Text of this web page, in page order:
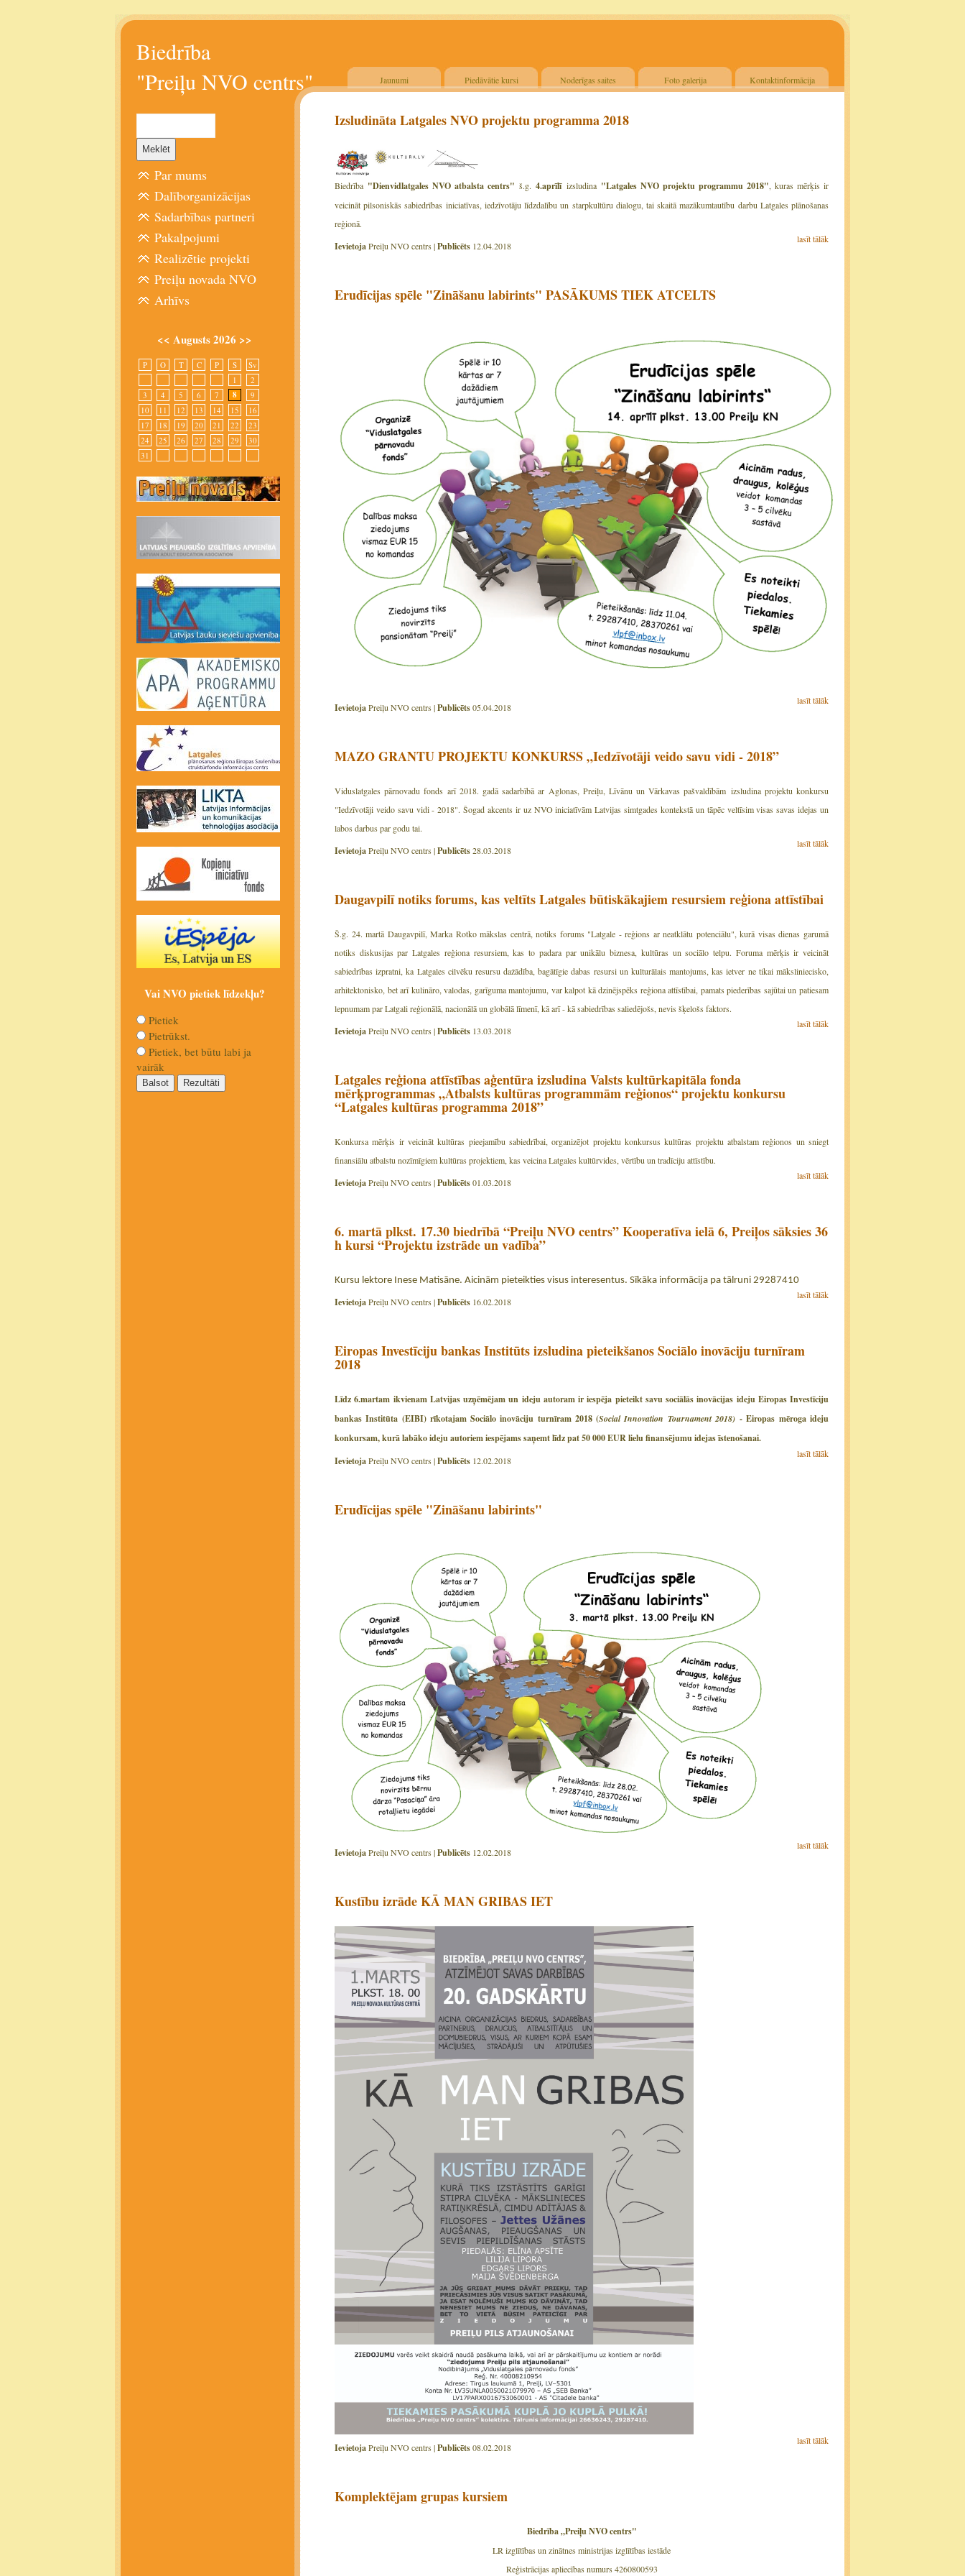
Biedrība
"Preiļu NVO centrs"
Jaunumi Piedāvātie kursi Noderīgas saites Foto galerija Kontaktinformācija
Izsludināta Latgales NVO projektu programma 2018
Biedrība"Dienvidlatgales NVO atbalsta centrs" š.g.4.aprīlī izsludina "Latgales NVO projektu programmu 2018", kuras mērķis ir
veicināt pilsoniskās sabiedrības iniciatīvas, iedzīvotāju līdzdalību un starpkultūru dialogu, tai skaitā mazākumtautību darbu Latgales plānošanas
reģionā.
lasīt tālāk
IevietojaPreiļu NVO centrs |Publicēts 12.04.2018
Erudīcijas spēle "Zināšanu labirints" PASĀKUMS TIEK ATCELTS
lasīt tālāk
IevietojaPreiļu NVO centrs |Publicēts05.04.2018
MAZO GRANTU PROJEKTU KONKURSS „Iedzīvotāji veido savu vidi - 2018”
Viduslatgales pārnovadu fonds arī 2018. gadā sadarbībā ar Aglonas, Preiļu, Līvānu un Vārkavas pašvaldībām izsludina projektu konkursu
"Iedzīvotāji veido savu vidi - 2018". Šogad akcents ir uz NVO iniciatīvām Latvijas simtgades kontekstā un tāpēc veltīsim visas savas idejas un
labos darbus par godu tai.
lasīt tālāk
IevietojaPreiļu NVO centrs |Publicēts28.03.2018
Daugavpilī notiks forums, kas veltīts Latgales būtiskākajiem resursiem reģiona attīstībai
Š.g. 24. martā Daugavpilī, Marka Rotko mākslas centrā, notiks forums "Latgale - reģions ar neatklātu potenciālu", kurā visas dienas garumā
notiks diskusijas par Latgales reģiona resursiem, kas to padara par unikālu biznesa, kultūras un sociālo telpu. Foruma mērķis ir veicināt
sabiedrības izpratni, ka Latgales cilvēku resursu dažādība, bagātīgie dabas resursi un kulturālais mantojums, kas ietver ne tikai māksliniecisko,
arhitektonisko, bet arī kulināro, valodas, garīguma mantojumu, var kalpot kā dzinējspēks reģiona attīstībai, pamats piederības sajūtai un patiesam
lepnumam par Latgali reģionālā, nacionālā un globālā līmenī, kā arī - kā sabiedrības saliedējošs, nevis šķelošs faktors.
lasīt tālāk
IevietojaPreiļu NVO centrs |Publicēts 13.03.2018
Latgales reģiona attīstības aģentūra izsludina Valsts kultūrkapitāla fonda
mērķprogrammas „Atbalsts kultūras programmām reģionos“ projektu konkursu
“Latgales kultūras programma 2018”
Konkursa mērķis ir veicināt kultūras pieejamību sabiedrībai, organizējot projektu konkursus kultūras projektu atbalstam reģionos un sniegt
finansiālu atbalstu nozīmīgiem kultūras projektiem, kas veicina Latgales kultūrvides, vērtību un tradīciju attīstību.
lasīt tālāk
IevietojaPreiļu NVO centrs |Publicēts01.03.2018
6. martā plkst. 17.30 biedrībā “Preiļu NVO centrs” Kooperatīva ielā 6, Preiļos sāksies 36
h kursi “Projektu izstrāde un vadība”
Kursu lektore Inese Matisāne. Aicinām pieteikties visus interesentus. Sīkāka informācija pa tālruni 29287410
lasīt tālāk
IevietojaPreiļu NVO centrs |Publicēts 16.02.2018
Eiropas Investīciju bankas Institūts izsludina pieteikšanos Sociālo inovāciju turnīram
2018
Līdz 6.martam ikvienam Latvijas uzņēmējam un ideju autoram ir iespēja pieteikt savu sociālās inovācijas ideju Eiropas Investīciju
bankas Institūta (EIBI) rīkotajam Sociālo inovāciju turnīram 2018 (Social Innovation Tournament 2018)- Eiropas mēroga ideju
konkursam, kurā labāko ideju autoriem iespējams saņemt līdz pat 50 000 EUR lielu finansējumu idejas īstenošanai.
lasīt tālāk
IevietojaPreiļu NVO centrs |Publicēts 12.02.2018
Erudīcijas spēle "Zināšanu labirints"
lasīt tālāk
IevietojaPreiļu NVO centrs |Publicēts 12.02.2018
Kustību izrāde KĀ MAN GRIBAS IET
lasīt tālāk
IevietojaPreiļu NVO centrs |Publicēts08.02.2018
Komplektējam grupas kursiem
Biedrība „Preiļu NVO centrs"
LR izglītības un zinātnes ministrijas izglītības iestāde
Reģistrācijas apliecības numurs 4260800593
Par mums
Dalīborganizācijas
Sadarbības partneri
Pakalpojumi
Realizētie projekti
Preiļu novada NVO
Arhīvs
<< Augusts 2026 >>
P O T C P S
Sv
1
2
3
4 5 6 7 8
9
10
11 12 13 14 15
16
17
18 19 20 21 22
23
24
25 26 27 28 29
30
31
Vai NVO pietiek līdzekļu?
Pietiek
Pietrūkst.
Pietiek, bet būtu labi ja
vairāk